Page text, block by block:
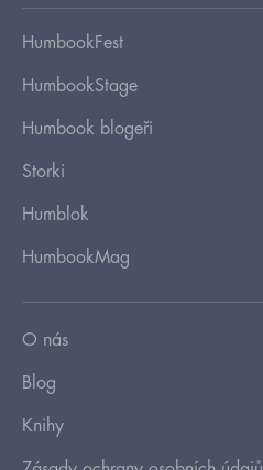
HumbookFest
HumbookStage
Humbook blogeři
Storki
Humblok
HumbookMag
O nás
Blog
Knihy